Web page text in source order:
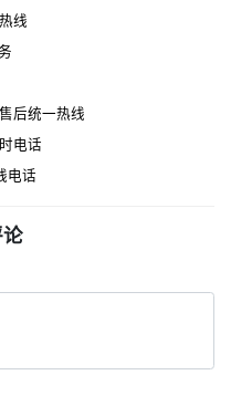
线
后统一热线
电话
电话